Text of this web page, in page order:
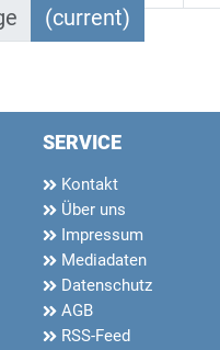
(current)
SERVICE
Kontakt
Über uns
Impressum
Mediadaten
Datenschutz
AGB
RSS-Feed